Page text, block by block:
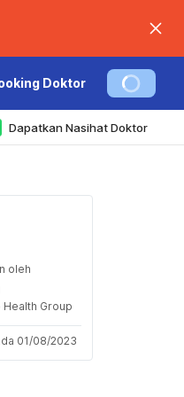
Doktor
Dapatkan Nasihat Doktor
oleh
Health Group
01/08/2023